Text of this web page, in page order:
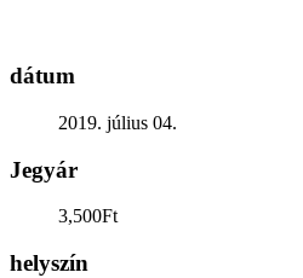
dátum
2019. július 04.
Jegyár
3,500Ft
helyszín